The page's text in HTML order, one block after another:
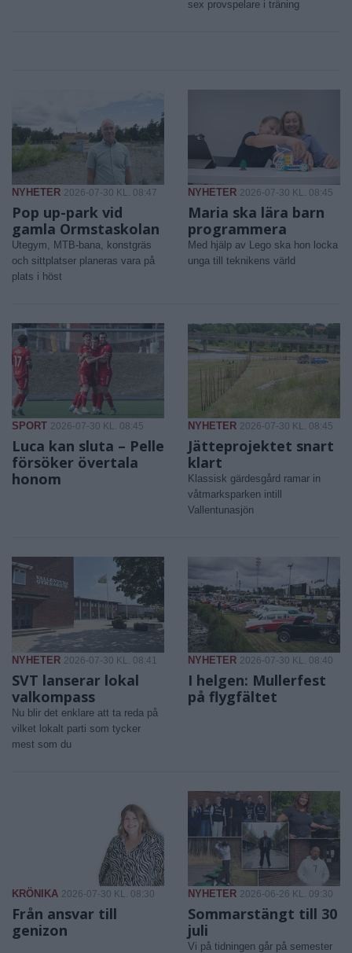
sex provspelare i träning
NYHETER 2026-07-30 KL. 08:47
Pop up-park vid
gamla Ormstaskolan
Utegym, MTB-bana, konstgräs
och sittplatser planeras vara på
plats i höst
NYHETER 2026-07-30 KL. 08:45
Maria ska lära barn
programmera
Med hjälp av Lego ska hon locka
unga till teknikens värld
SPORT 2026-07-30 KL. 08:45
Luca kan sluta – Pelle
försöker övertala
honom
NYHETER 2026-07-30 KL. 08:45
Jätteprojektet snart
klart
Klassisk gärdesgård ramar in
våtmarksparken intill
Vallentunasjön
NYHETER 2026-07-30 KL. 08:41
SVT lanserar lokal
valkompass
Nu blir det enklare att ta reda på
vilket lokalt parti som tycker
mest som du
NYHETER 2026-07-30 KL. 08:40
I helgen: Mullerfest
på flygfältet
KRÖNIKA 2026-07-30 KL. 08:30
Från ansvar till
genizon
NYHETER 2026-06-26 KL. 09:30
Sommarstängt till 30
juli
Vi på tidningen går på semester